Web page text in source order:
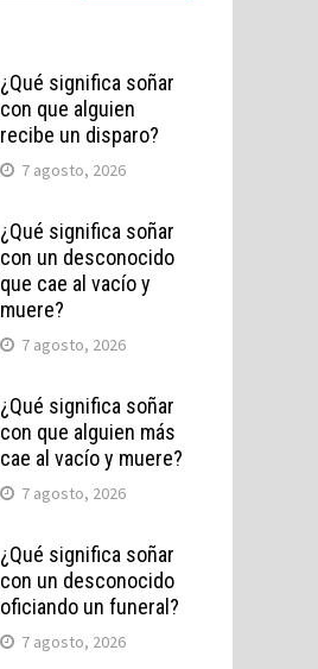
¿Qué significa soñar
con que alguien
recibe un disparo?
7 agosto, 2026
¿Qué significa soñar
con un desconocido
que cae al vacío y
muere?
7 agosto, 2026
¿Qué significa soñar
con que alguien más
cae al vacío y muere?
7 agosto, 2026
¿Qué significa soñar
con un desconocido
oficiando un funeral?
7 agosto, 2026